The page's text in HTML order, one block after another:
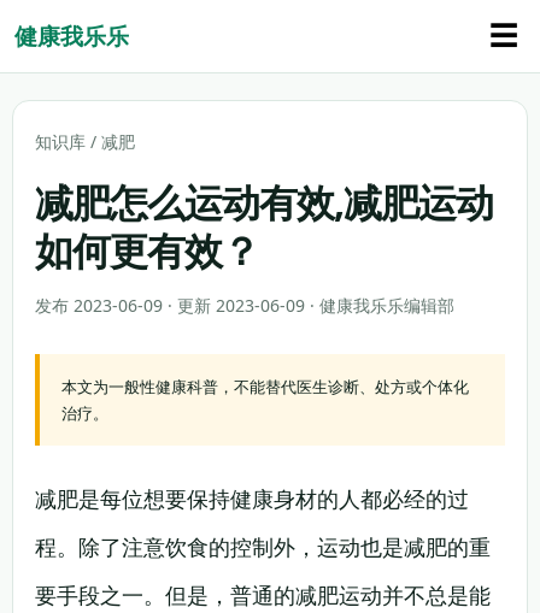
健康我乐乐 ☰
知识库 / 减肥
减肥怎么运动有效,减肥运动
如何更有效？
发布 2023-06-09 · 更新 2023-06-09 · 健康我乐乐编辑部
本文为一般性健康科普，不能替代医生诊断、处方或个体化
治疗。
减肥是每位想要保持健康身材的人都必经的过
程。除了注意饮食的控制外，运动也是减肥的重
要手段之一。但是，普通的减肥运动并不总是能